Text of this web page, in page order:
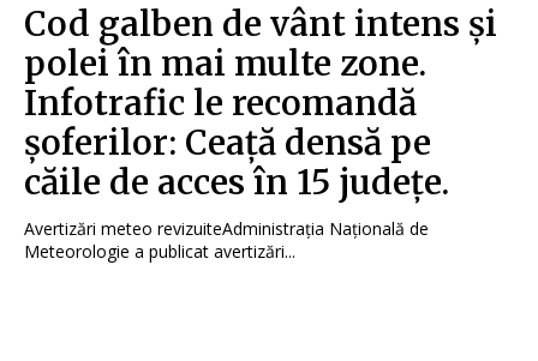
Cod galben de vânt intens și
polei în mai multe zone.
Infotrafic le recomandă
șoferilor: Ceață densă pe
căile de acces în 15 județe.
Avertizări meteo revizuiteAdministrația Națională de
Meteorologie a publicat avertizări...